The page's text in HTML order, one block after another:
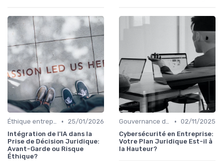
Éthique entreprise •
25/01/2026
Intégration de l'IA dans la
Prise de Décision Juridique:
Avant-Garde ou Risque
Éthique?
Gouvernance d'entreprise • 02/11/2025
Cybersécurité en Entreprise:
Votre Plan Juridique Est-il à
la Hauteur?